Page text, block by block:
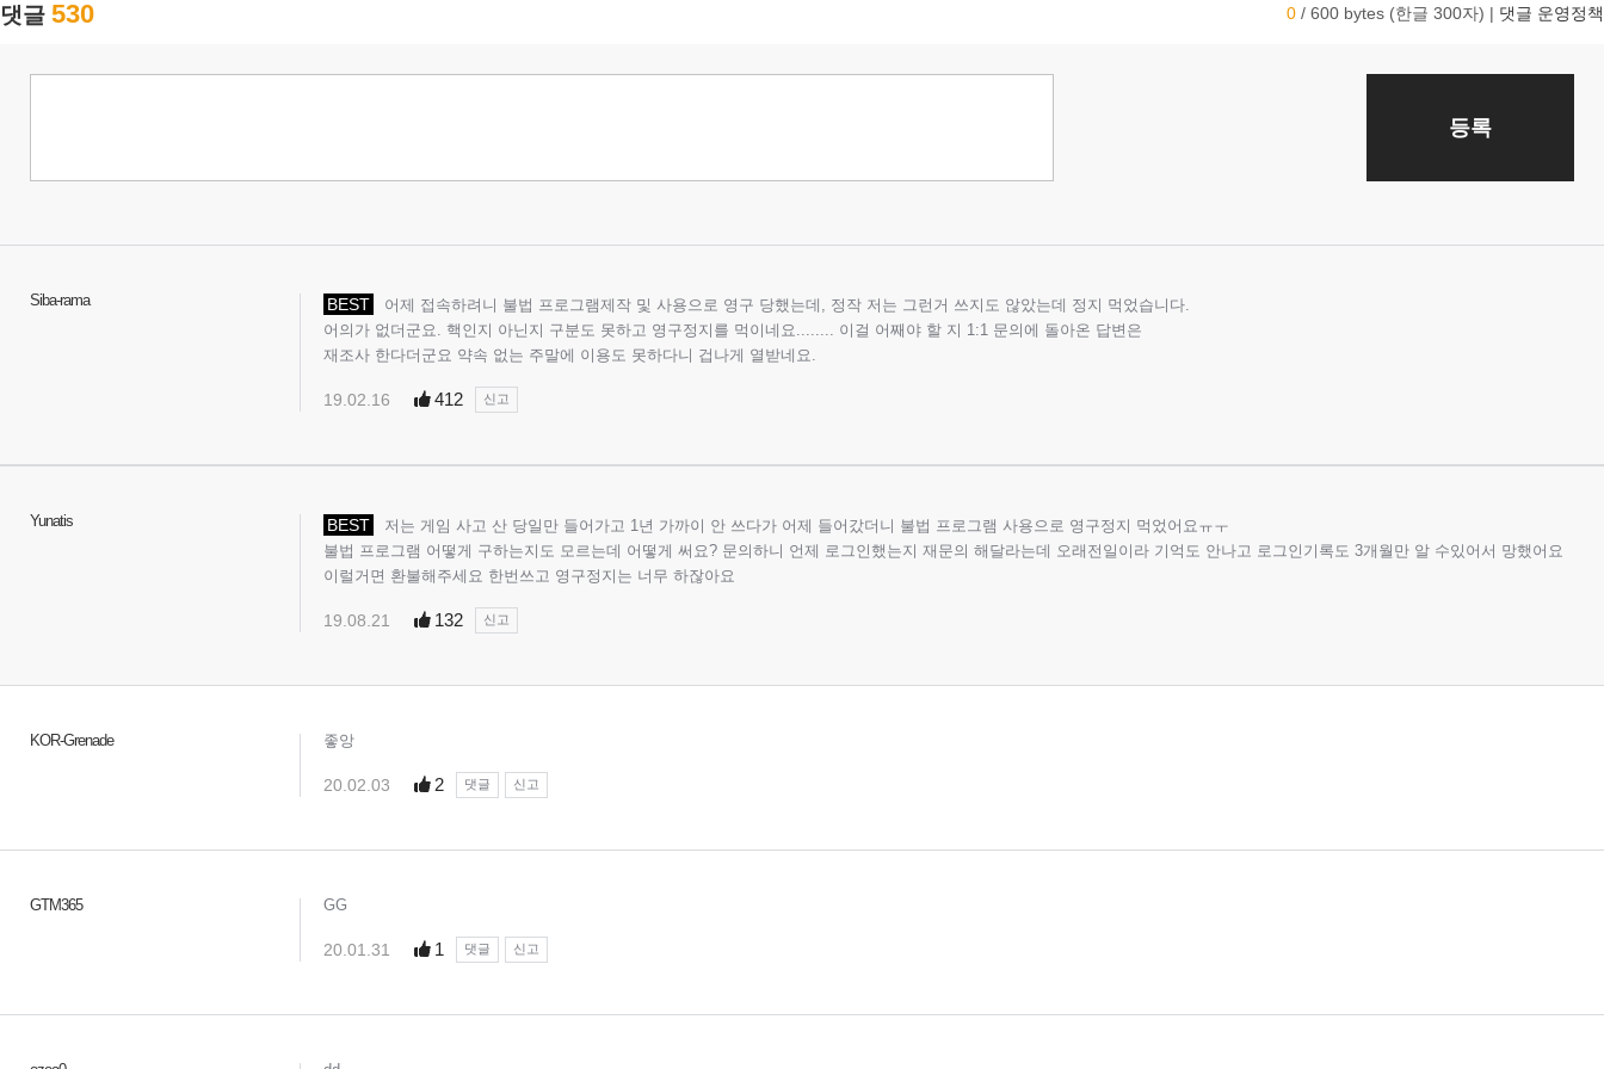
댓글 530 0 / 600 bytes (한글 300자) | 댓글 운영정책
등록
Siba-rama BEST
어제 접속하려니 불법 프로그램제작 및 사용으로 영구 당했는데, 정작 저는 그런거 쓰지도 않았는데 정지 먹었습니다.
어의가 없더군요. 핵인지 아닌지 구분도 못하고 영구정지를 먹이네요........ 이걸 어째야 할 지 1:1 문의에 돌아온 답변은
재조사 한다더군요 약속 없는 주말에 이용도 못하다니 겁나게 열받네요.
19.02.16 412 신고
Yunatis BEST
저는 게임 사고 산 당일만 들어가고 1년 가까이 안 쓰다가 어제 들어갔더니 불법 프로그램 사용으로 영구정지 먹었어요ㅠㅜ
불법 프로그램 어떻게 구하는지도 모르는데 어떻게 써요? 문의하니 언제 로그인했는지 재문의 해달라는데 오래전일이라 기억도 안나고 로그인기록도 3개월만 알 수있어서 망했어요
이럴거면 환불해주세요 한번쓰고 영구정지는 너무 하잖아요
19.08.21 132 신고
KOR-Grenade 좋앙
20.02.03 2 댓글 신고
GTM365 GG
20.01.31 1 댓글 신고